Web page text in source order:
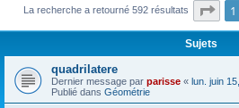
La recherche a retourné 592 résultats Page
1
Sujets
quadrilatere
Dernier message par parisse « lun. juin
Publié dans Géométrie